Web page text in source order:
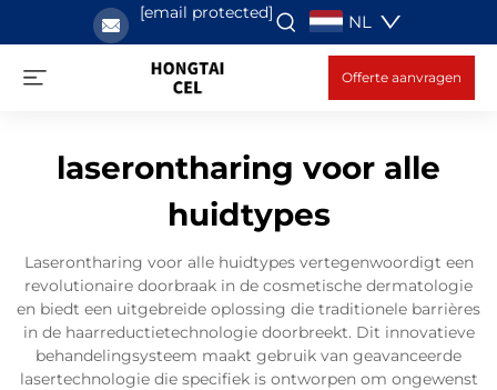
[email protected] NL
Offerte aanvragen
laserontharing voor alle
huidtypes
Laserontharing voor alle huidtypes vertegenwoordigt een
revolutionaire doorbraak in de cosmetische dermatologie
en biedt een uitgebreide oplossing die traditionele barrières
in de haarreductietechnologie doorbreekt. Dit innovatieve
behandelingsysteem maakt gebruik van geavanceerde
lasertechnologie die specifiek is ontworpen om ongewenst